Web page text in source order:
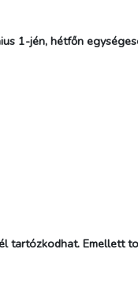
1-jén, hétfőn
tartózkodhat. Emellett